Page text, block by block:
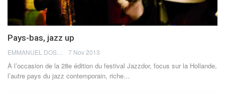
Pays-bas, jazz up
7 Nov 2013
À l’occasion de la 28e édition du festival Jazzdor, focus sur la Hollande,
l’autre pays du jazz contemporain, riche…